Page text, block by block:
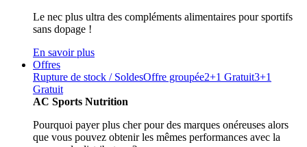
Le nec plus ultra des compléments alimentaires pour sportifs
sans dopage !
En savoir plus
Offres
Rupture de stock / SoldesOffre groupée2+1 Gratuit3+1
Gratuit
AC Sports Nutrition
Pourquoi payer plus cher pour des marques onéreuses alors
que vous pouvez obtenir les mêmes performances avec la